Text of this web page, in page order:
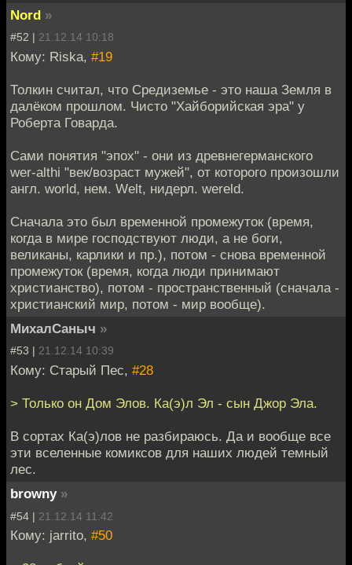
Nord »
#52 | 21.12.14 10:18
Кому: Riska, #19
Толкин считал, что Средиземье - это наша Земля в
далёком прошлом. Чисто "Хайборийская эра" у
Роберта Говарда.
Сами понятия "эпох" - они из древнегерманского
wer-althi "век/возраст мужей", от которого произошли
англ. world, нем. Welt, нидерл. wereld.
Сначала это был временной промежуток (время,
когда в мире господствуют люди, а не боги,
великаны, карлики и пр.), потом - снова временной
промежуток (время, когда люди принимают
христианство), потом - пространственный (сначала -
христианский мир, потом - мир вообще).
МихалСаныч »
#53 | 21.12.14 10:39
Кому: Старый Пес, #28
> Только он Дом Элов. Ка(э)л Эл - сын Джор Эла.
В сортах Ка(э)лов не разбираюсь. Да и вообще все
эти вселенные комиксов для наших людей темный
лес.
browny »
#54 | 21.12.14 11:42
Кому: jarrito, #50